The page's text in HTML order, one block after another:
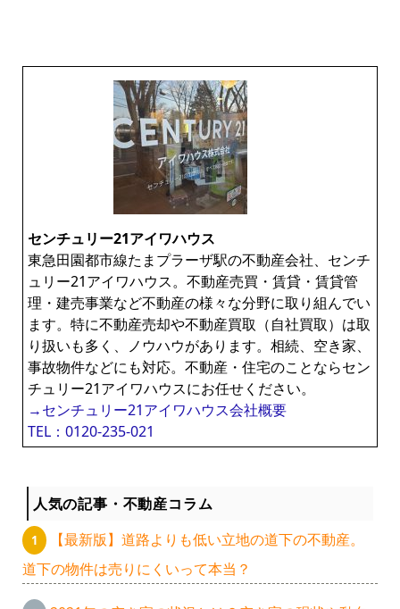
ー
センチュリー21アイワハウス
東急田園都市線たまプラーザ駅の不動産会社、センチ
ュリー21アイワハウス。不動産売買・賃貸・賃貸管
理・建売事業など不動産の様々な分野に取り組んでい
ます。特に不動産売却や不動産買取（自社買取）は取
り扱いも多く、ノウハウがあります。相続、空き家、
事故物件などにも対応。不動産・住宅のことならセン
チュリー21アイワハウスにお任せください。
→センチュリー21アイワハウス会社概要
TEL：0120-235-021
人気の記事・不動産コラム
【最新版】道路よりも低い立地の道下の不動産。
道下の物件は売りにくいって本当？